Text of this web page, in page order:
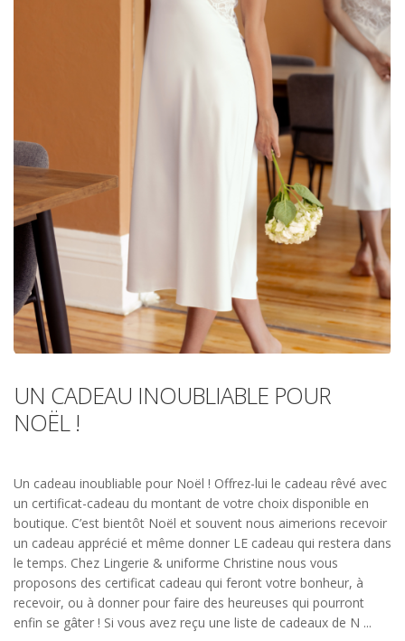
UN CADEAU INOUBLIABLE POUR
NOËL !
Un cadeau inoubliable pour Noël ! Offrez-lui le cadeau rêvé avec
un certificat-cadeau du montant de votre choix disponible en
boutique. C’est bientôt Noël et souvent nous aimerions recevoir
un cadeau apprécié et même donner LE cadeau qui restera dans
le temps. Chez Lingerie & uniforme Christine nous vous
proposons des certificat cadeau qui feront votre bonheur, à
recevoir, ou à donner pour faire des heureuses qui pourront
enfin se gâter ! Si vous avez reçu une liste de cadeaux de N ...